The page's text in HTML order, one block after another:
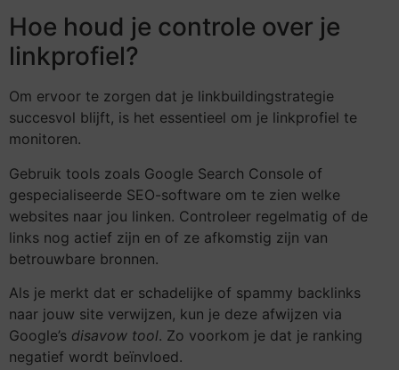
Hoe houd je controle over je
linkprofiel?
Om ervoor te zorgen dat je linkbuildingstrategie
succesvol blijft, is het essentieel om je linkprofiel te
monitoren.
Gebruik tools zoals Google Search Console of
gespecialiseerde SEO-software om te zien welke
websites naar jou linken. Controleer regelmatig of de
links nog actief zijn en of ze afkomstig zijn van
betrouwbare bronnen.
Als je merkt dat er schadelijke of spammy backlinks
naar jouw site verwijzen, kun je deze afwijzen via
Google’s disavow tool. Zo voorkom je dat je ranking
negatief wordt beïnvloed.